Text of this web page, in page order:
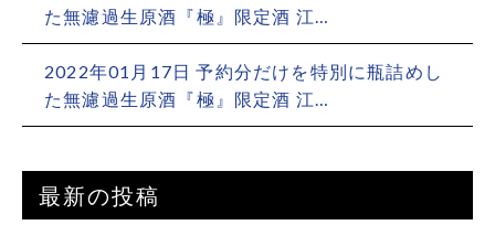
た無濾過生原酒『極』限定酒️ 江…
2022年01月17日 予約分だけ️を特別に瓶詰めし
た無濾過生原酒『極』限定酒️ 江…
最新の投稿